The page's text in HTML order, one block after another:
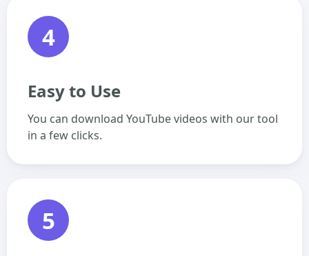
4
Easy to Use
You can download YouTube videos with our tool
in a few clicks.
5